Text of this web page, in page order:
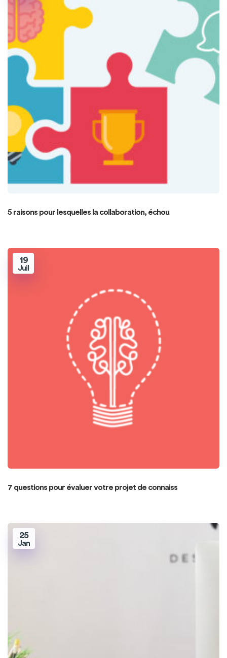
5 raisons pour lesquelles la collaboration, échou
19
Juil
7 questions pour évaluer votre projet de connaiss
25
Jan